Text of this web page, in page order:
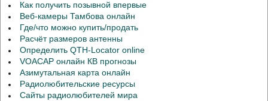
Как получить позывной впервые
Веб-камеры Тамбова онлайн
Где/что можно купить/продать
Расчёт размеров антенны
Определить QTH-Locator online
VOACAP онлайн КВ прогнозы
Азимутальная карта онлайн
Радиолюбительские ресурсы
Сайты радиолюбителей мира